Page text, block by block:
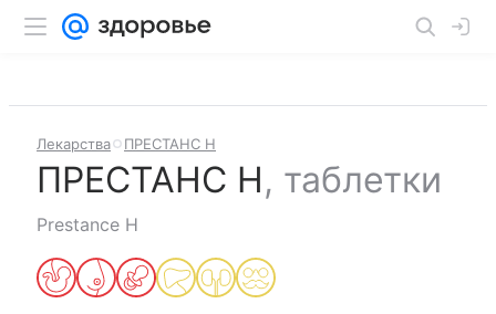
Лекарства ПРЕСТАНС Н
ПРЕСТАНС Н, таблетки
Prestance H